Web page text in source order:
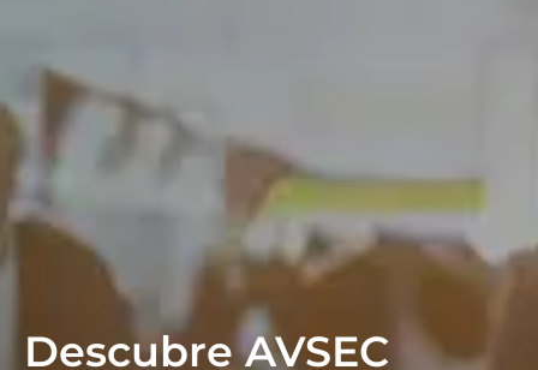
Descubre AVSEC